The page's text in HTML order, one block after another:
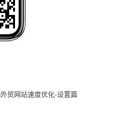
外贸网站速度优化-设置篇